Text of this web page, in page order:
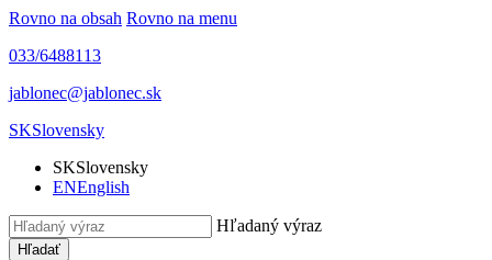
Rovno na obsah Rovno na menu
033/6488113
jablonec@jablonec.sk
SKSlovensky
SKSlovensky
ENEnglish
Hľadaný výraz
Hľadať